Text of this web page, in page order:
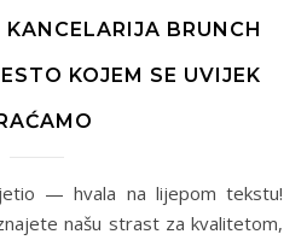
BRUNCH
KOJEM SE UVIJEK
našu strast za kvalitetom,